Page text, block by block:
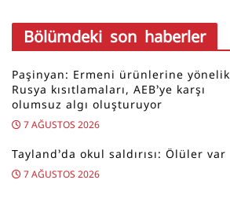
Bölümdeki son haberler
Paşinyan: Ermeni ürünlerine yönelik
Rusya kısıtlamaları, AEB’ye karşı
olumsuz algı oluşturuyor
7 AĞUSTOS 2026
Tayland’da okul saldırısı: Ölüler var
7 AĞUSTOS 2026